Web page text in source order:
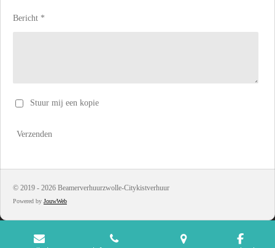
Bericht *
Stuur mij een kopie
Verzenden
© 2019 - 2026 Beamerverhuurzwolle-Citykistverhuur
Powered by JouwWeb